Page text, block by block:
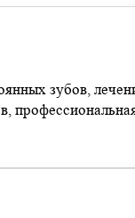
зубов,